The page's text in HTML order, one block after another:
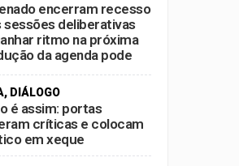
encerram recesso
sessões deliberativas
ritmo na próxima
da agenda pode
por pautas antes
DIÁLOGO
é assim: portas
críticas e colocam
em xeque